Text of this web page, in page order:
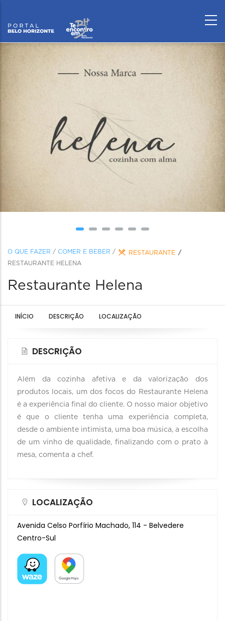
O QUE FAZER / COMER E BEBER /
RESTAURANTE
RESTAURANTE HELENA
Restaurante Helena
INÍCIO DESCRIÇÃO LOCALIZAÇÃO
DESCRIÇÃO
Além da cozinha afetiva e da valorização dos
produtos locais, um dos focos do Restaurante Helena
é a experiência final do cliente. O nosso maior objetivo
é que o cliente tenha uma experiência completa,
desde o ambiente intimista, uma boa música, a escolha
de um vinho de qualidade, finalizando com o prato à
mesa, comenta a chef.
LOCALIZAÇÃO
Avenida Celso Porfírio Machado, 114 - Belvedere
Centro-Sul